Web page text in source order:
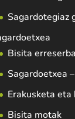
Sagardotegiaz
Bisita
Sagardoetxea
Erakusketa
Bisita motak